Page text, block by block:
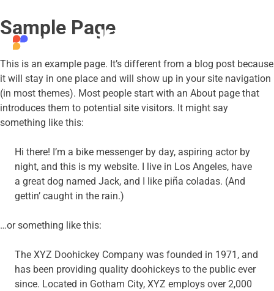
Skip
to
content
Sample Page
This is an example page. It’s different from a blog post because
it will stay in one place and will show up in your site navigation
(in most themes). Most people start with an About page that
introduces them to potential site visitors. It might say
something like this:
Hi there! I’m a bike messenger by day, aspiring actor by
night, and this is my website. I live in Los Angeles, have
a great dog named Jack, and I like piña coladas. (And
gettin’ caught in the rain.)
…or something like this:
The XYZ Doohickey Company was founded in 1971, and
has been providing quality doohickeys to the public ever
since. Located in Gotham City, XYZ employs over 2,000